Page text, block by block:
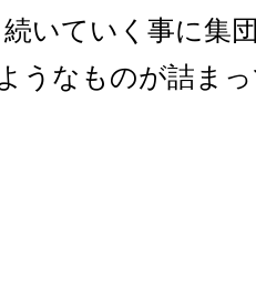
いていく事に集
うなものが詰ま